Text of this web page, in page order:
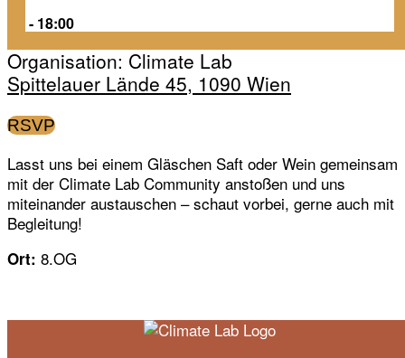
‏‏‎ ‎-‏‏‎ ‎18:00
Organisation: Climate Lab
Spittelauer Lände 45, 1090 Wien
RSVP
Lasst uns bei einem Gläschen Saft oder Wein gemeinsam
mit der Climate Lab Community anstoßen und uns
miteinander austauschen – schaut vorbei, gerne auch mit
Begleitung!
Ort: 8.OG